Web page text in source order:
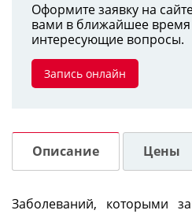
Оформите заявку на
вами в ближайшее время
интересующие вопросы.
Запись онлайн
Описание Цены
Заболеваний, которыми